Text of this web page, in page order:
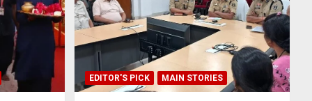
EDITOR'S PICK MAIN STORIES